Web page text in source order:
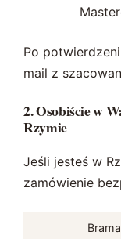
Po
mail z
2. Osobiście w
Rzymie
Jeśli jesteś w
zamówienie